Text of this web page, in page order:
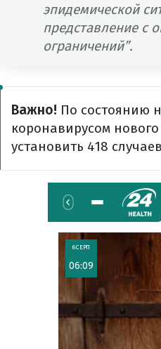
эпидемической
представление с
ограничений”.
Важно! По состоянию
коронавирусом
установить 418